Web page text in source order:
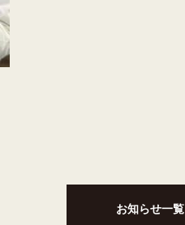
お知らせ一覧